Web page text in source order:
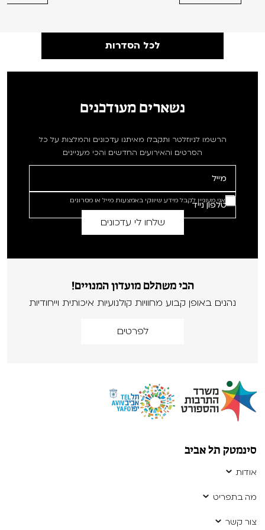
לכל הסדרות
נשארים מעודכנים
הרשמו לניוזלטר ותקבלו מאיתנו עדכונים והמלצות על כל
הסרטים והאירועים החדשים והכי מעניינים
אני מעוניין לקבל מידע שיווקי באמצעות מייל או מסרונים
הכי משתלם מועדון המנויים!
נהנים באופן קבוע מחוויות קולנועיות איכותית וייחודיות
לפרטים
סינמטק תל אביב
אודות
מה בתפריט
צור קשר